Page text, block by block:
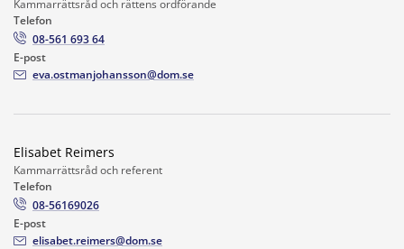
Kammarrättsråd och rättens ordförande
Telefon
08-561 693 64
E-post
eva.ostmanjohansson@dom.se
Elisabet Reimers
Kammarrättsråd och referent
Telefon
08-56169026
E-post
elisabet.reimers@dom.se